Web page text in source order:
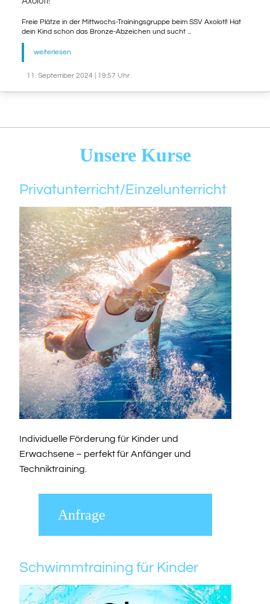
Freie Plätze in der Mittwochs-Trainingsgruppe beim SSV Axolotl! Hat
dein Kind schon das Bronze-Abzeichen und sucht ...
weiterlesen
11. September 2024 | 19:57 Uhr
Unsere Kurse
Privatunterricht/Einzelunterricht
Individuelle Förderung für Kinder und
Erwachsene – perfekt für Anfänger und
Techniktraining.
Anfrage
Schwimmtraining für Kinder